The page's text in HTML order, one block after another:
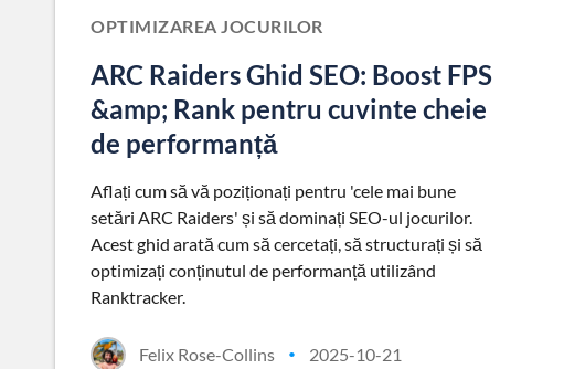
OPTIMIZAREA JOCURILOR
ARC Raiders Ghid SEO: Boost FPS
&amp; Rank pentru cuvinte cheie
de performanță
Aflați cum să vă poziționați pentru 'cele mai bune
setări ARC Raiders' și să dominați SEO-ul jocurilor.
Acest ghid arată cum să cercetați, să structurați și să
optimizați conținutul de performanță utilizând
Ranktracker.
Felix Rose-Collins • 2025-10-21